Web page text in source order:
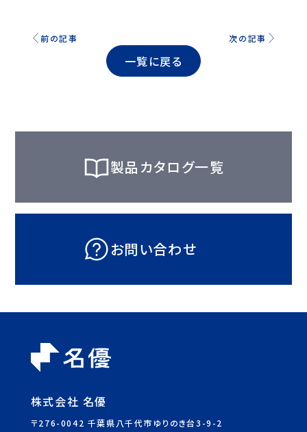
前の記事
一覧に戻る
次の記事
製品カタログ一覧
お問い合わせ
株式会社 名優
〒276-0042 千葉県八千代市ゆりのき台3-9-2